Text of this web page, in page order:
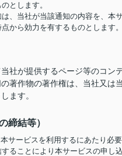
とします。
、当社が当該通知の内容を、本
から効力を有するものとします。
社が提供するページ等のコン
著作物の著作権は、当社又は
ます。
締結等）
サービスを利用するにあたり必
ることにより本サービスの申し